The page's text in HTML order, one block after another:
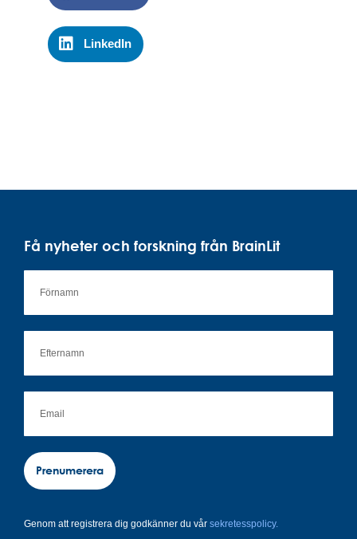
LinkedIn
Få nyheter och forskning från BrainLit
Prenumerera
Genom att registrera dig godkänner du vår sekretesspolicy.